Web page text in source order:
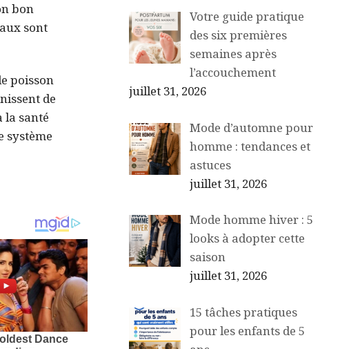
bon
sont
poisson
de
la santé
système
Votre guide pratique
des six premières
semaines après
l’accouchement
juillet 31, 2026
Mode d’automne pour
homme : tendances et
astuces
juillet 31, 2026
Mode homme hiver : 5
looks à adopter cette
saison
juillet 31, 2026
15 tâches pratiques
pour les enfants de 5